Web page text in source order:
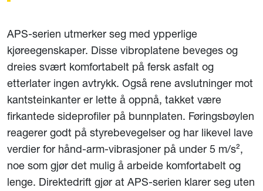
APS-serien utmerker seg med ypperlige
kjøreegenskaper. Disse vibroplatene beveges og
dreies svært komfortabelt på fersk asfalt og
etterlater ingen avtrykk. Også rene avslutninger mot
kantsteinkanter er lette å oppnå, takket være
firkantede sideprofiler på bunnplaten. Føringsbøylen
reagerer godt på styrebevegelser og har likevel lave
verdier for hånd-arm-vibrasjoner på under 5 m/s²,
noe som gjør det mulig å arbeide komfortabelt og
lenge. Direktedrift gjør at APS-serien klarer seg uten